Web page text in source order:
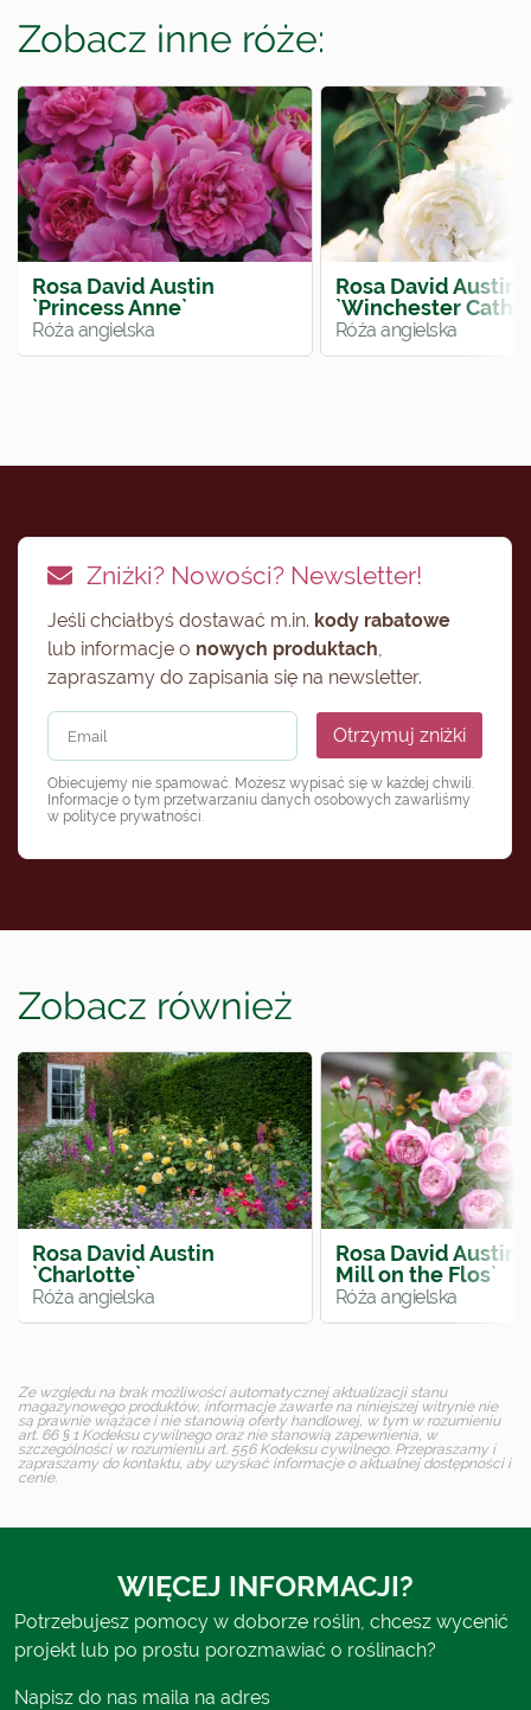
Zobacz inne róże:
Rosa David Austin
`Princess Anne`
Róża angielska
Rosa David Austin
`Winchester
Róża angielska
Zniżki? Nowości? Newsletter!
Jeśli chciałbyś dostawać m.in. kody rabatowe
lub informacje o nowych produktach
zapraszamy do zapisania się na newsletter.
Otrzymuj zniżki
Obiecujemy nie spamować. Możesz wypisać się w każdej chwili.
Informacje o tym przetwarzaniu danych osobowych zawarliśmy
w polityce prywatności
Zobacz również
Rosa David Austin
`Charlotte`
Róża angielska
Rosa David Austin
Mill on the Flos`
Róża angielska
Ze względu na brak możliwości automatycznej aktualizacji stanu
magazynowego produktów, informacje zawarte na niniejszej witrynie nie
są prawnie wiążące i nie stanowią oferty handlowej, w tym w rozumieniu
art. 66 § 1 Kodeksu cywilnego oraz nie stanowią zapewnienia, w
szczególności w rozumieniu art. 556 Kodeksu cywilnego. Przepraszamy i
zapraszamy do kontaktu, aby uzyskać informacje o aktualnej dostępności i
cenie.
WIĘCEJ INFORMACJI?
Potrzebujesz pomocy w doborze roślin, chcesz wycenić
projekt lub po prostu porozmawiać o roślinach?
Napisz do nas maila na adres